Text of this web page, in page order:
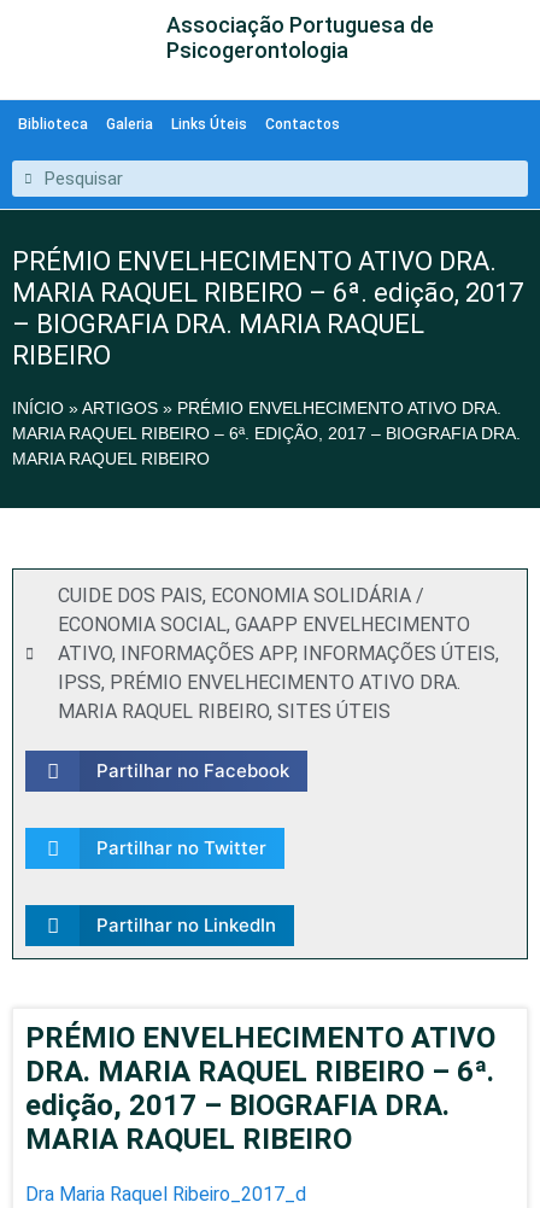
Associação Portuguesa de
Psicogerontologia
Biblioteca Galeria Links Úteis Contactos
PRÉMIO ENVELHECIMENTO ATIVO DRA.
MARIA RAQUEL RIBEIRO – 6ª. edição, 2017
– BIOGRAFIA DRA. MARIA RAQUEL
RIBEIRO
INÍCIO »ARTIGOS » PRÉMIO ENVELHECIMENTO ATIVO DRA.
MARIA RAQUEL RIBEIRO – 6ª. EDIÇÃO, 2017 – BIOGRAFIA DRA.
MARIA RAQUEL RIBEIRO
CUIDE DOS PAIS, ECONOMIA SOLIDÁRIA /
ECONOMIA SOCIAL, GAAPP ENVELHECIMENTO
ATIVO, INFORMAÇÕES APP, INFORMAÇÕES ÚTEIS,
IPSS, PRÉMIO ENVELHECIMENTO ATIVO DRA.
MARIA RAQUEL RIBEIRO, SITES ÚTEIS
Partilhar no Facebook
Partilhar no Twitter
Partilhar no LinkedIn
PRÉMIO ENVELHECIMENTO ATIVO
DRA. MARIA RAQUEL RIBEIRO – 6ª.
edição, 2017 – BIOGRAFIA DRA.
MARIA RAQUEL RIBEIRO
Dra Maria Raquel Ribeiro_2017_d